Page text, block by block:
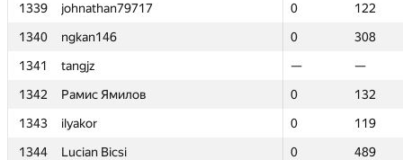
1339
johnathan79717 0
122
1340
ngkan146 0
308
1341
tangjz —
—
1342
Рамис Ямилов 0
132
1343
ilyakor 0
119
1344
Lucian Bicsi 0
489
1339
johnathan79717 0
122
1340
ngkan146 0
308
1341
tangjz —
—
1342
Рамис Ямилов 0
132
1343
ilyakor 0
119
1344
Lucian Bicsi 0
489